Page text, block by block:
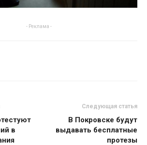
- Реклама -
в
Следующая статья
В Покровске будут
выдавать бесплатные
протезы